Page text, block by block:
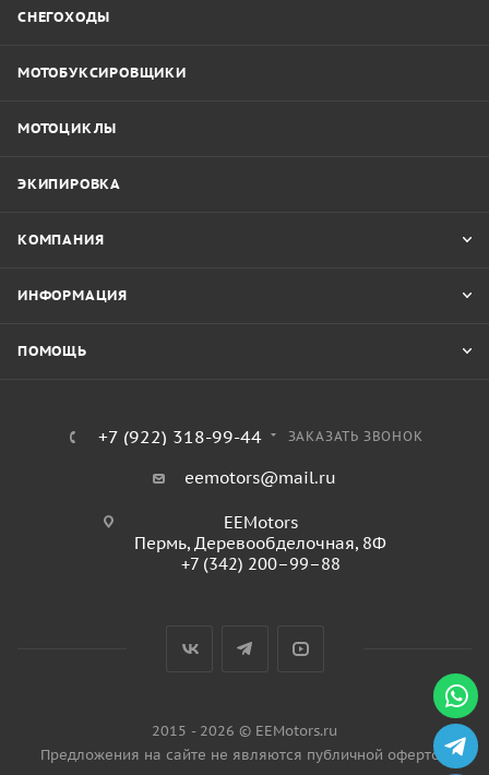
СНЕГОХОДЫ
МОТОБУКСИРОВЩИКИ
МОТОЦИКЛЫ
ЭКИПИРОВКА
КОМПАНИЯ
ИНФОРМАЦИЯ
ПОМОЩЬ
+7 (922) 318-99-44 ЗАКАЗАТЬ ЗВОНОК
eemotors@mail.ru
EEMotors
Пермь, Деревообделочная, 8Ф
+7 (342) 200–99–88
2015 - 2026 © EEMotors.ru
Предложения на сайте не являются публичной офертой